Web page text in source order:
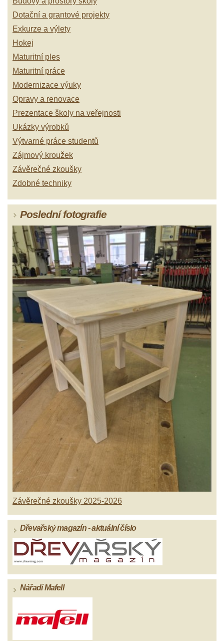
Dotační a grantové projekty
Exkurze a výlety
Hokej
Maturitní ples
Maturitní práce
Modernizace výuky
Opravy a renovace
Prezentace školy na veřejnosti
Ukázky výrobků
Výtvarné práce studentů
Zájmový kroužek
Závěrečné zkoušky
Zdobné techniky
Poslední fotografie
Závěrečné zkoušky 2025-2026
Dřevařský magazín - aktuální číslo
Nářadí Mafell